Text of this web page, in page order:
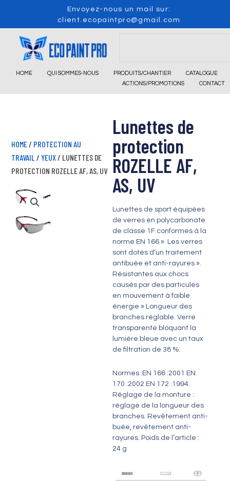
content
Envoyez-nous un mail sur:
client.ecopaintpro@gmail.com
HOME QUI SOMMES-NOUS PRODUITS/CHANTIER
CATALOGUE
ACTIONS/PROMOTIONS
CONTACT
Lunettes de
protection
ROZELLE AF,
AS, UV
Lunettes de sport équipées
de verres en polycarbonate
de classe 1F conformes à la
norme EN 166 ». Les verres
sont dotés d’un traitement
antibuée et anti-rayures ».
Résistantes aux chocs
causés par des particules
en mouvement à faible
énergie » Longueur des
branches réglable. Verre
transparente bloquant la
lumière bleue avec un taux
de filtration de 38 %.
Normes :EN 166 :2001 EN
170 :2002 EN 172 :1994.
Réglage de la monture :
réglage de la longueur des
branches. Revêtement anti-
buée, revêtement anti-
rayures. Poids de l’article :
24 g
HOME / PROTECTION AU
TRAVAIL /YEUX / LUNETTES DE
PROTECTION ROZELLE AF, AS, UV